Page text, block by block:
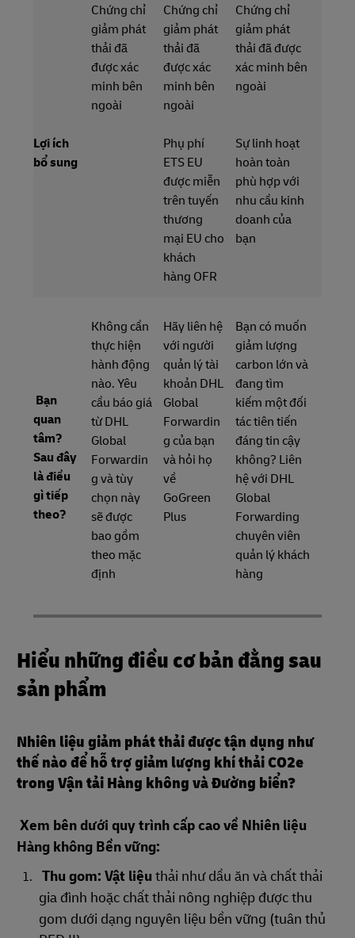
Lợi ích
bổ sung
Chứng chỉ
giảm phát
thải đã
được xác
minh bên
ngoài
Chứng chỉ
giảm phát
thải đã
được xác
minh bên
ngoài
Phụ phí
ETS EU
được miễn
trên tuyến
thương
mại EU cho
khách
hàng OFR
Chứng chỉ
giảm phát
thải đã được
xác minh bên
ngoài
Sự linh hoạt
hoàn toàn
phù hợp với
nhu cầu kinh
doanh của
bạn
Bạn
quan
tâm?
Sau đây
là điều
gì tiếp
theo?
Không cần
thực hiện
hành động
nào. Yêu
cầu báo giá
từ DHL
Global
Forwardin
g và tùy
chọn này
sẽ được
bao gồm
theo mặc
định
Hãy liên hệ
với người
quản lý tài
khoản DHL
Global
Forwardin
g của bạn
và hỏi họ
về
GoGreen
Plus
Bạn có muốn
giảm lượng
carbon lớn và
đang tìm
kiếm một đối
tác tiên tiến
đáng tin cậy
không? Liên
hệ với DHL
Global
Forwarding
chuyên viên
quản lý khách
hàng
Hiểu những điều cơ bản đằng sau
sản phẩm
Nhiên liệu giảm phát thải được tận dụng như
thế nào để hỗ trợ giảm lượng khí thải CO2e
trong Vận tải Hàng không và Đường biển?
Xem bên dưới quy trình cấp cao về Nhiên liệu
Hàng không Bền vững:
Thu gom: Vật liệuthải như dầu ăn và chất thải
gia đình hoặc chất thải nông nghiệp được thu
gom dưới dạng nguyên liệu bền vững (tuân thủ